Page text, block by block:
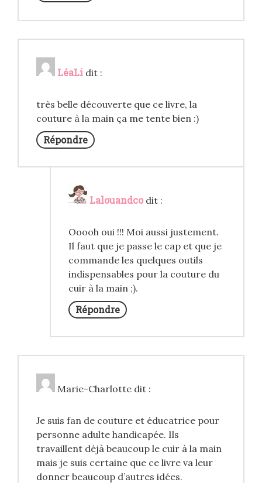
LéaLi dit :
très belle découverte que ce livre, la
couture à la main ça me tente bien :)
Répondre
Lalouandco dit :
Ooooh oui !!! Moi aussi justement.
Il faut que je passe le cap et que je
commande les quelques outils
indispensables pour la couture du
cuir à la main ;).
Répondre
Marie-Charlotte dit :
Je suis fan de couture et éducatrice pour
personne adulte handicapée. Ils
travaillent déjà beaucoup le cuir à la main
mais je suis certaine que ce livre va leur
donner beaucoup d’autres idées.